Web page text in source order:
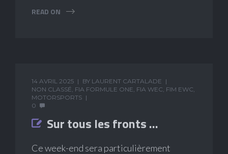
READ ON
14 AVRIL 2025 BY LAURENT CARTALADE
NON CLASSÉ, FIA FORMULE ONE, FIA WEC, FIM EWC,
MOTORSPORTS
0
Sur tous les fronts …
Ce week-end sera particulièrement